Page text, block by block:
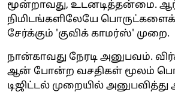
மூன்றாவது, உடனடித்தன்மை.
நிமிடங்களிலேயே
சேர்க்கும் 'குவிக் காமர்ஸ்' முறை.
நான்காவது நேரடி அனுபவம்.
ஆன் போன்ற வசதிகள் மூலம்
டிஜிட்டல் முறையில் அனுபவித்து